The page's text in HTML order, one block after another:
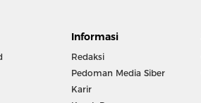
Informasi
Redaksi
Pedoman Media Siber
Karir